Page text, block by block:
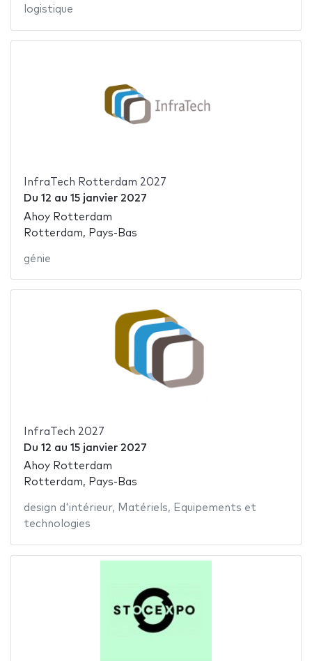
logistique
InfraTech Rotterdam 2027
Du 12 au 15 janvier 2027
Ahoy Rotterdam
Rotterdam, Pays-Bas
génie
InfraTech 2027
Du 12 au 15 janvier 2027
Ahoy Rotterdam
Rotterdam, Pays-Bas
design d'intérieur, Matériels, Equipements et
technologies